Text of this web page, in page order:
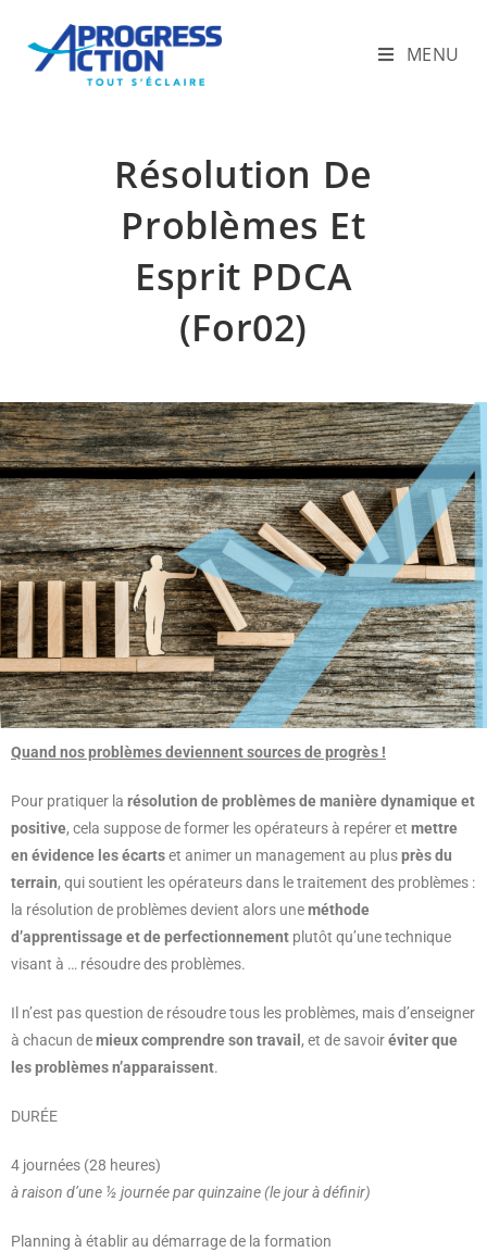
MENU
Résolution De
Problèmes Et
Esprit PDCA
(For02)
Quand nos problèmes deviennent sources de progrès !
Pour pratiquer la résolution de problèmes de manière dynamique et
positive, cela suppose de former les opérateurs à repérer et mettre
en évidence les écartset animer un management au plusprès du
terrain, qui soutient les opérateurs dans le traitement des problèmes :
la résolution de problèmes devient alors uneméthode
d’apprentissage et de perfectionnement plutôt qu’une technique
visant à … résoudre des problèmes.
Il n’est pas question de résoudre tous les problèmes, mais d’enseigner
à chacun demieux comprendre son travail , et de savoiréviter que
les problèmes n’apparaissent.
DURÉE
4 journées (28 heures)
à raison d’une ½ journée par quinzaine (le jour à définir)
Planning à établir au démarrage de la formation